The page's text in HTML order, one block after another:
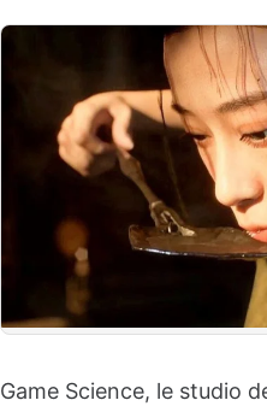
Game Science, le studio